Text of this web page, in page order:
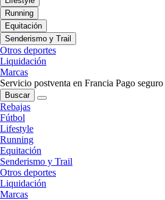
Running
Equitación
Senderismo y Trail
Otros deportes
Liquidación
Marcas
Servicio postventa en Francia Pago seguro
Buscar
Rebajas
Fútbol
Lifestyle
Running
Equitación
Senderismo y Trail
Otros deportes
Liquidación
Marcas